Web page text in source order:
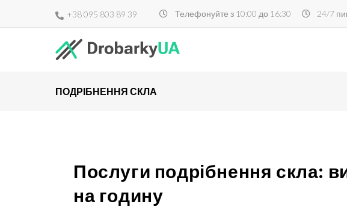
+38 095 803 89 39 Телефонуйте з 10:00 до 16:30 24/7
ПОДРІБНЕННЯ СКЛА
Послуги подрібнення скла:
на годину